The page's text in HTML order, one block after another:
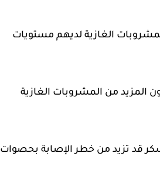
الغازية لديهم مستويات
المزيد من المشروبات الغازية
قد تزيد من خطر الإصابة بحصوات